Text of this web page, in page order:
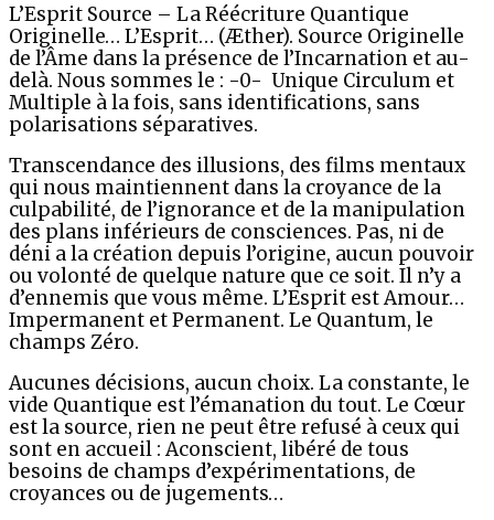
L’Esprit Source – La Réécriture Quantique
Originelle… L’Esprit… (Æther). Source Originelle
de l’Âme dans la présence de l’Incarnation et au-
delà. Nous sommes le : -0- Unique Circulum et
Multiple à la fois, sans identifications, sans
polarisations séparatives.
Transcendance des illusions, des films mentaux
qui nous maintiennent dans la croyance de la
culpabilité, de l’ignorance et de la manipulation
des plans inférieurs de consciences. Pas, ni de
déni a la création depuis l’origine, aucun pouvoir
ou volonté de quelque nature que ce soit. Il n’y a
d’ennemis que vous même. L’Esprit est Amour…
Impermanent et Permanent. Le Quantum, le
champs Zéro.
Aucunes décisions, aucun choix. La constante, le
vide Quantique est l’émanation du tout. Le Cœur
est la source, rien ne peut être refusé à ceux qui
sont en accueil : Aconscient, libéré de tous
besoins de champs d’expérimentations, de
croyances ou de jugements…